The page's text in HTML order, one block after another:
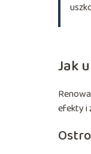
Jak
efekty i